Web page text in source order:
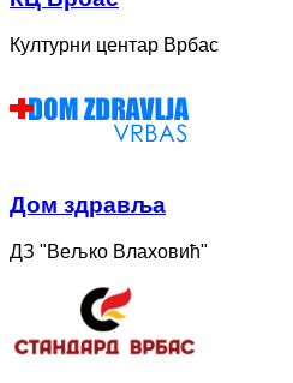
Културни центар Врбас
Дом здравља
ДЗ "Вељко Влаховић"